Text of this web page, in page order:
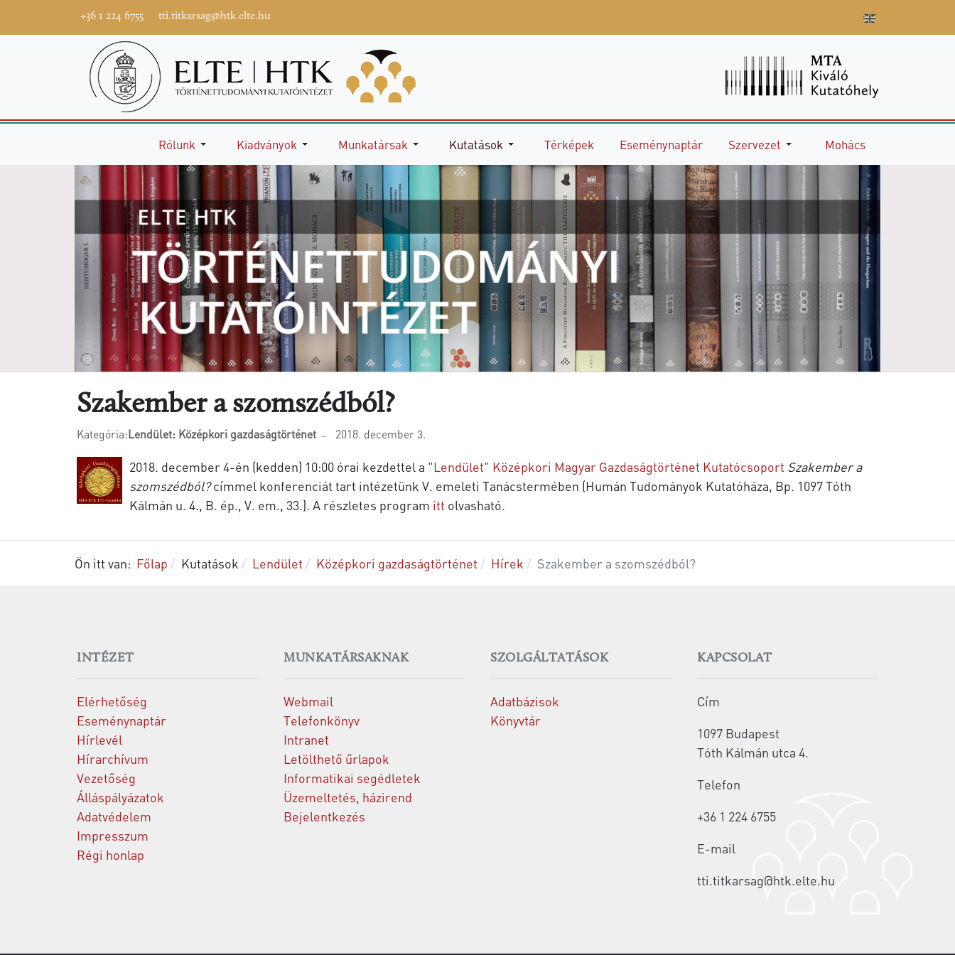
+36 1 224 6755 tti.titkarsag@htk.elte.hu
Rólunk Kiadványok Munkatársak Kutatások Térképek Eseménynaptár Szervezet Mohács
Szakember a szomszédból?
Kategória:Lendület: Középkori gazdaságtörténet 2018. december 3.
2018. december 4-én (kedden) 10:00 órai kezdettel a "Lendület" Középkori Magyar Gazdaságtörténet Kutatócsoport Szakember a
szomszédból?címmel konferenciát tart intézetünk V. emeleti Tanácstermében (Humán Tudományok Kutatóháza, Bp. 1097 Tóth
Kálmán u. 4., B. ép., V. em., 33.). A részletes program itt olvasható.
Ön itt van: Főlap Kutatások Lendület Középkori gazdaságtörténet Hírek Szakember a szomszédból?
INTÉZET
Elérhetőség
Eseménynaptár
Hírlevél
Hírarchívum
Vezetőség
Álláspályázatok
Adatvédelem
Impresszum
Régi honlap
MUNKATÁRSAKNAK
Webmail
Telefonkönyv
Intranet
Letölthető űrlapok
Informatikai segédletek
Üzemeltetés, házirend
Bejelentkezés
SZOLGÁLTATÁSOK
Adatbázisok
Könyvtár
KAPCSOLAT
Cím
1097 Budapest
Tóth Kálmán utca 4.
Telefon
+36 1 224 6755
E-mail
tti.titkarsag@htk.elte.hu